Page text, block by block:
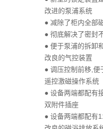
改进的泵浦系统
● 减除了柜内全部
● 彻底解决了密封
● 便于泵浦的拆卸
改良的气控装置
● 调压控制前移,便
遥控激磁操作系统
● 设备两端都配有
双附件插座
● 设备两端都配有